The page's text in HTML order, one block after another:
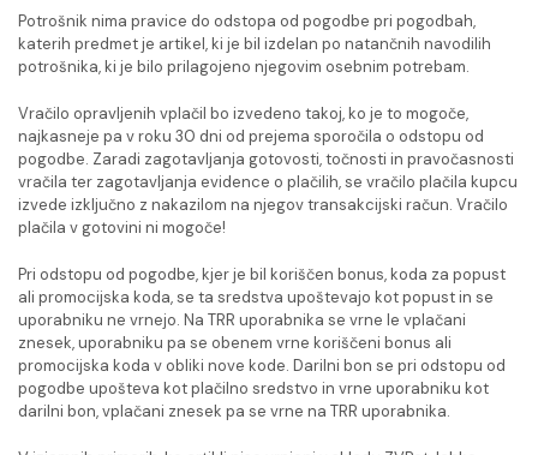
Potrošnik nima pravice do odstopa od pogodbe pri pogodbah,
katerih predmet je artikel, ki je bil izdelan po natančnih navodilih
potrošnika, ki je bilo prilagojeno njegovim osebnim potrebam.
Vračilo opravljenih vplačil bo izvedeno takoj, ko je to mogoče,
najkasneje pa v roku 30 dni od prejema sporočila o odstopu od
pogodbe. Zaradi zagotavljanja gotovosti, točnosti in pravočasnosti
vračila ter zagotavljanja evidence o plačilih, se vračilo plačila kupcu
izvede izključno z nakazilom na njegov transakcijski račun. Vračilo
plačila v gotovini ni mogoče!
Pri odstopu od pogodbe, kjer je bil koriščen bonus, koda za popust
ali promocijska koda, se ta sredstva upoštevajo kot popust in se
uporabniku ne vrnejo. Na TRR uporabnika se vrne le vplačani
znesek, uporabniku pa se obenem vrne koriščeni bonus ali
promocijska koda v obliki nove kode. Darilni bon se pri odstopu od
pogodbe upošteva kot plačilno sredstvo in vrne uporabniku kot
darilni bon, vplačani znesek pa se vrne na TRR uporabnika.